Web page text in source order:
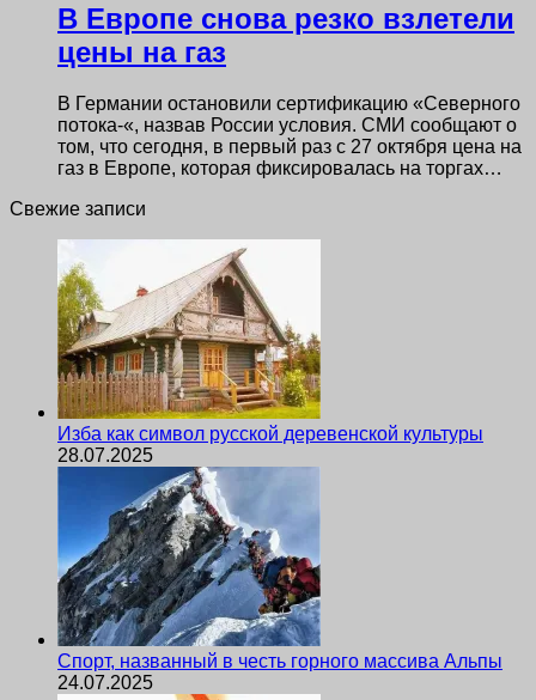
В Европе снова резко взлетели
цены на газ
В Германии остановили сертификацию «Северного
потока-«, назвав России условия. СМИ сообщают о
том, что сегодня, в первый раз с 27 октября цена на
газ в Европе, которая фиксировалась на торгах…
Свежие записи
Изба как символ русской деревенской культуры
28.07.2025
Спорт, названный в честь горного массива Альпы
24.07.2025